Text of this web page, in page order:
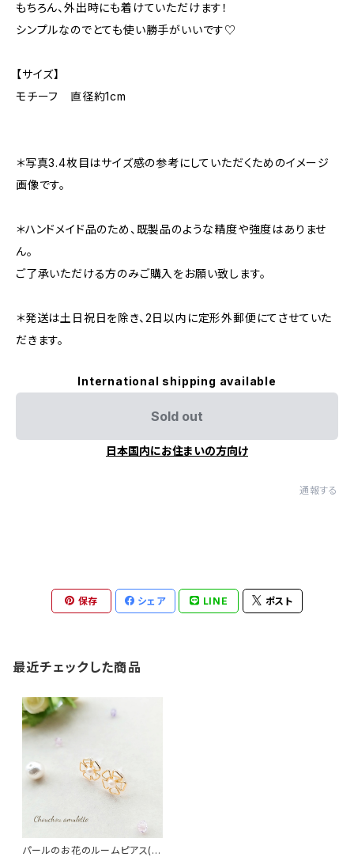
もちろん、外出時にも着けていただけます！
シンプルなのでとても使い勝手がいいです♡
【サイズ】
モチーフ 直径約1cm
＊写真3.4枚目はサイズ感の参考にしていただくためのイメージ
画像です。
＊ハンドメイド品のため、既製品のような精度や強度はありませ
ん。
ご了承いただける方のみご購入をお願い致します。
＊発送は土日祝日を除き、2日以内に定形外郵便にてさせていた
だきます。
International shipping available
Sold out
日本国内にお住まいの方向け
通報する
保存 シェア LINE ポスト
最近チェックした商品
パールのお花のルームピアス(ク